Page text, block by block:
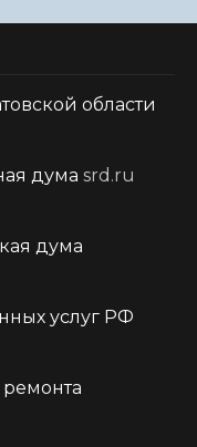
области
дума srd.ru
дума
услуг РФ